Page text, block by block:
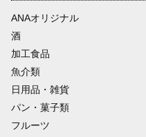
ANAオリジナル
酒
加工食品
魚介類
日用品・雑貨
パン・菓子類
フルーツ